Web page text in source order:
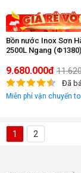
Bồn nước Inox Sơn
2500L Ngang (Φ1380)
9.680.000đ
Đã
Miễn phí vận chuyển
1 2